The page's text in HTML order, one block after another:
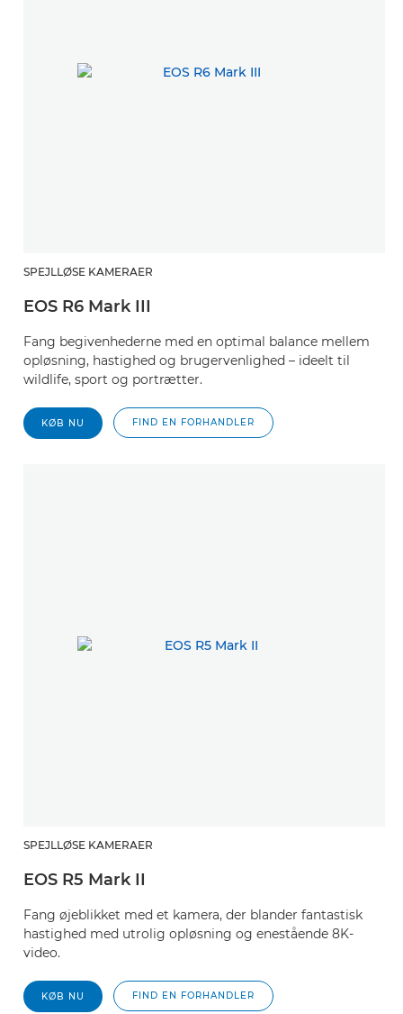
SPEJLLØSE KAMERAER
EOS R6 Mark III
Fang begivenhederne med en optimal balance mellem
opløsning, hastighed og brugervenlighed – ideelt til
wildlife, sport og portrætter.
KØB NU FIND EN FORHANDLER
SPEJLLØSE KAMERAER
EOS R5 Mark II
Fang øjeblikket med et kamera, der blander fantastisk
hastighed med utrolig opløsning og enestående 8K-
video.
KØB NU FIND EN FORHANDLER